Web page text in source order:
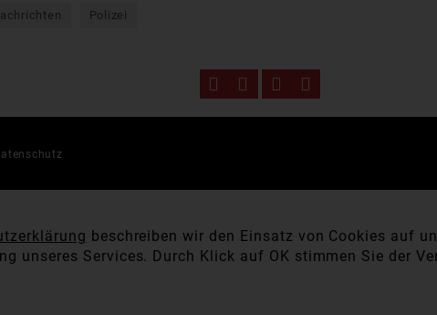
Polizei
beschreiben wir den Einsatz von Cookies auf
unseres Services. Durch Klick auf OK stimmen Sie der